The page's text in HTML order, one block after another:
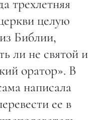
трехлетняя
целую
Библии,
ли не святой и
оратор». В
написала
ее в